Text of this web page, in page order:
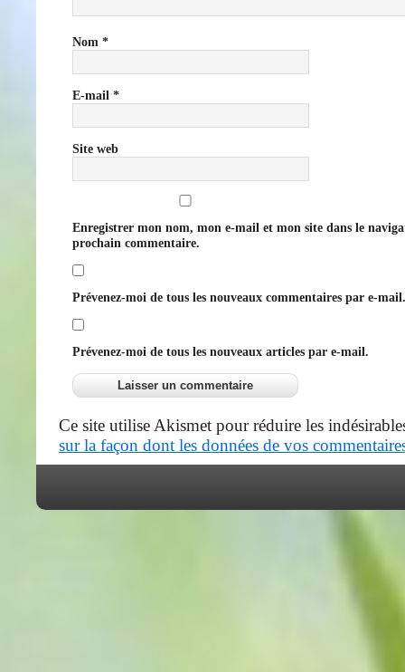
Nom *
E-mail *
Site web
Enregistrer mon nom, mon e-mail et mon site dans le
prochain commentaire.
Prévenez-moi de tous les nouveaux commentaires par e-mail.
Prévenez-moi de tous les nouveaux articles par e-mail.
Ce site utilise Akismet pour réduire les
sur la façon dont les données de vos